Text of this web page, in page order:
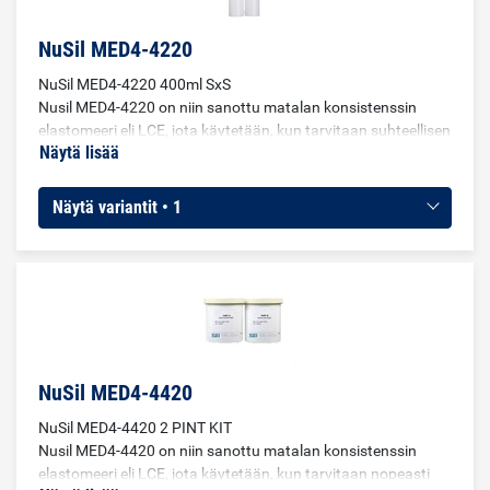
NuSil MED4-4220
NuSil MED4-4220 400ml SxS
Nusil MED4-4220 on niin sanottu matalan konsistenssin
elastomeeri eli LCE, jota käytetään, kun tarvitaan suhteellisen
matalan viskositeetin silikonielastomeeria. Tuote kovettuu
nopeuttaa lämmöllä. Hyvä vaihtoehto MED2-4220:lle, jolla on
pidempi käyttöikä ja kypsymisaika. Tuotetta on sovellettu
ruiskuvalu- ja siirtovaluprosesseissa. Joissain tapauksissa
sitä voi käyttää myös liimana.
Näytä lisää
Näytä variantit • 1
NuSil MED4-4420
NuSil MED4-4420 2 PINT KIT
Nusil MED4-4420 on niin sanottu matalan konsistenssin
elastomeeri eli LCE, jota käytetään, kun tarvitaan nopeasti